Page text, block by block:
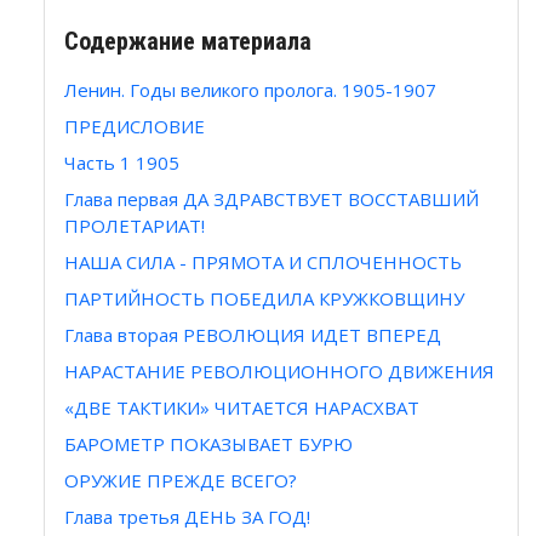
Содержание материала
Ленин. Годы великого пролога. 1905-1907
ПРЕДИСЛОВИЕ
Часть 1 1905
Глава первая ДА ЗДРАВСТВУЕТ ВОССТАВШИЙ
ПРОЛЕТАРИАТ!
НАША СИЛА - ПРЯМОТА И СПЛОЧЕННОСТЬ
ПАРТИЙНОСТЬ ПОБЕДИЛА КРУЖКОВЩИНУ
Глава вторая РЕВОЛЮЦИЯ ИДЕТ ВПЕРЕД
НАРАСТАНИЕ РЕВОЛЮЦИОННОГО ДВИЖЕНИЯ
«ДВЕ ТАКТИКИ» ЧИТАЕТСЯ НАРАСХВАТ
БАРОМЕТР ПОКАЗЫВАЕТ БУРЮ
ОРУЖИЕ ПРЕЖДЕ ВСЕГО?
Глава третья ДЕНЬ ЗА ГОД!